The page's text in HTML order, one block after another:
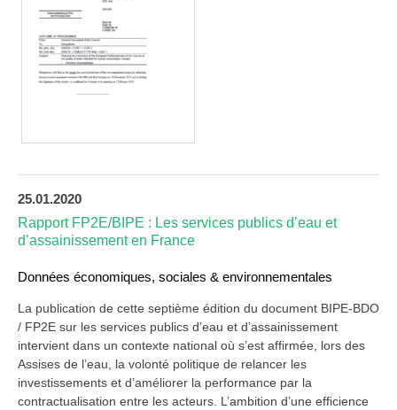
25.01.2020
Rapport FP2E/BIPE : Les services publics d’eau et
d’assainissement en France
Données économiques, sociales & environnementales
La publication de cette septième édition du document BIPE-BDO
/ FP2E sur les services publics d’eau et d’assainissement
intervient dans un contexte national où s’est affirmée, lors des
Assises de l’eau, la volonté politique de relancer les
investissements et d’améliorer la performance par la
contractualisation entre les acteurs. L’ambition d’une efficience